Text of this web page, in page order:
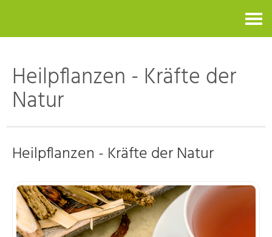
Heilpflanzen - Kräfte der
Natur
Heilpflanzen - Kräfte der Natur